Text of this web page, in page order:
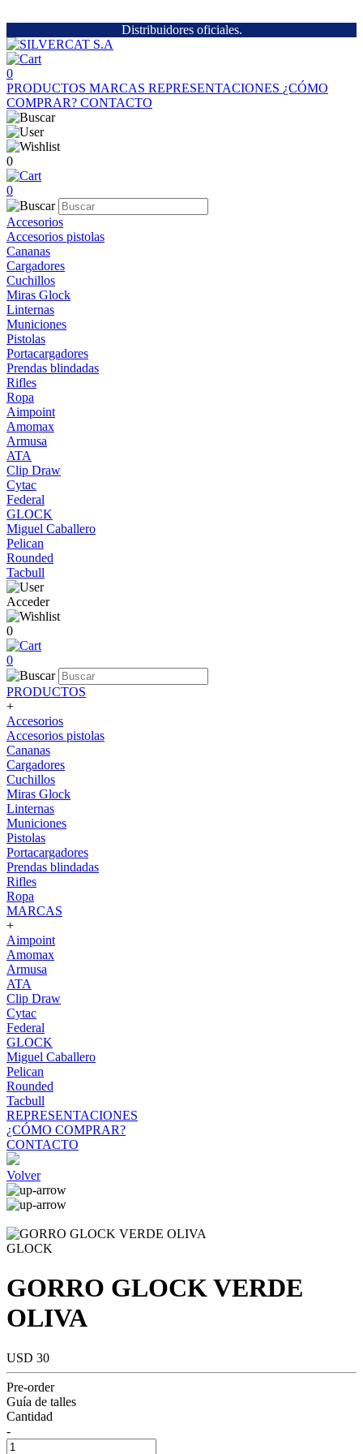
Distribuidores oficiales.
0
PRODUCTOS MARCAS REPRESENTACIONES ¿CÓMO
COMPRAR? CONTACTO
0
0
Accesorios
Accesorios pistolas
Cananas
Cargadores
Cuchillos
Miras Glock
Linternas
Municiones
Pistolas
Portacargadores
Prendas blindadas
Rifles
Ropa
Aimpoint
Amomax
Armusa
ATA
Clip Draw
Cytac
Federal
GLOCK
Miguel Caballero
Pelican
Rounded
Tacbull
Acceder
0
0
PRODUCTOS
+
Accesorios
Accesorios pistolas
Cananas
Cargadores
Cuchillos
Miras Glock
Linternas
Municiones
Pistolas
Portacargadores
Prendas blindadas
Rifles
Ropa
MARCAS
+
Aimpoint
Amomax
Armusa
ATA
Clip Draw
Cytac
Federal
GLOCK
Miguel Caballero
Pelican
Rounded
Tacbull
REPRESENTACIONES
¿CÓMO COMPRAR?
CONTACTO
Volver
GLOCK
GORRO GLOCK VERDE
OLIVA
USD 30
Pre-order
Guía de talles
Cantidad
-